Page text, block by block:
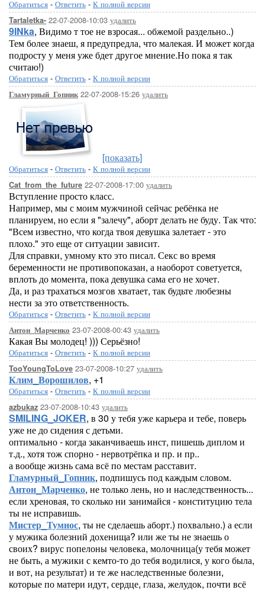
Обратиться - Ответить - К полной версии
Tartaletka- 22-07-2008-10:03 удалить
9INka, Видимо т тое не взросая... обжемой раздельно..)
Тем более знаеш, я предупредла, что малекая. И может когда
подросту у меня уже бдет другое мнение.Но пока я так
считаю!)
Обратиться - Ответить - К полной версии
Гламурный_Гопник22-07-2008-15:26 удалить
[показать]
Обратиться - Ответить - К полной версии
Cat_from_the_future 22-07-2008-17:00 удалить
Вступление просто класс.
Например, мы с моим мужчиной сейчас ребёнка не
планируем, но если я "залечу", аборт делать не буду. Так что:
"Всем известно, что когда твоя девушка залетает - это
плохо." это еще от ситуации зависит.
Для справки, умному кто это писал. Секс во время
беременности не противопоказан, а наоборот советуется,
вплоть до момента, пока девушка сама его не хочет.
Да, и раз трахаться мозгов хватает, так будьте любезны
нести за это ответственность.
Обратиться - Ответить - К полной версии
Антон_Марченко 23-07-2008-00:43 удалить
Какая Вы молодец! ))) Серьёзно!
Обратиться - Ответить - К полной версии
TooYoungToLove 23-07-2008-10:27 удалить
Клим_Ворошилов, +1
Обратиться - Ответить - К полной версии
azbukaz 23-07-2008-10:43 удалить
SMILING_JOKER, в 30 у тебя уже карьера и тебе, поверь
уже не до сидения с детьми.
оптимально - когда заканчиваешь инст, пишешь диплом и
т.д., хотя тож спорно - нервотрёпка и пр. и пр..
а вообще жизнь сама всё по местам расставит.
Гламурный_Гопник, подпишусь под каждым словом.
Антон_Марченко, не только лень, но и наследственность...
если хреновая, то сколько ни занимайся - конституцию тела
ты не исправишь.
Мистер_Тумнос, ты не сделаешь аборт.) похвально.) а если
у мужика болезний дохенища? или же ты не знаешь о
своих? вирус попелоны человека, молочница(у тебя может
не быть, а мужики с кемто-то до тебя водилися, у кого была,
и вот, на результат) и те же наследственные болезни,
которые по матери идут, сердце, глаза, желудок, почти всё